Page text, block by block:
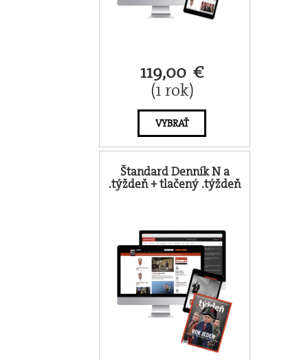
119,00 €
(1 rok)
VYBRAŤ
Štandard Denník N a
.týždeň + tlačený .týždeň